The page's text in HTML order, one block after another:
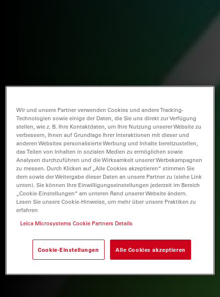
Wir und unsere Partner verwenden Cookies und andere Tracking-
Technologien sowie einige der Daten, die Sie uns direkt zur Verfügung
stellen, wie z. B. Ihre Kontaktdaten, um Ihre Nutzung unserer Website zu
verbessern, Ihnen auf Grundlage Ihrer Interaktionen mit dieser und
anderen Websites personalisierte Werbung und Inhalte bereitzustellen,
das Teilen von Inhalten in sozialen Medien zu ermöglichen sowie
Analysen durchzuführen und die Wirksamkeit unserer Werbekampagnen
zu messen. Durch Klicken auf „Alle Cookies akzeptieren“ stimmen Sie
dem sowie der Weitergabe dieser Daten an unsere Partner zu (siehe Link
unten). Sie können Ihre Einwilligungseinstellungen jederzeit im Bereich
„Cookie-Einstellungen“ am unteren Rand unserer Website ändern.
Lesen Sie unsere Cookie-Hinweise, um mehr über unsere Praktiken zu
erfahren
Leica Microsystems Cookie Partners Details
Cookie-Einstellungen Alle Cookies akzeptieren